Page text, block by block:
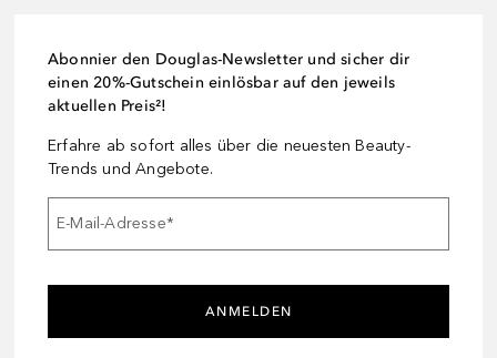
Abonnier den Douglas-Newsletter und sicher dir
einen 20%-Gutschein einlösbar auf den jeweils
aktuellen Preis²!
Erfahre ab sofort alles über die neuesten Beauty-
Trends und Angebote.
E-Mail-Adresse*
ANMELDEN